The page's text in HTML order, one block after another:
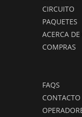
CIRCUITO
PAQUETES
ACERCA
COMPRAS
FAQS
CONTACTO